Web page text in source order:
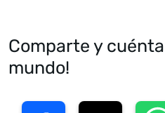
Comparte y
mundo!